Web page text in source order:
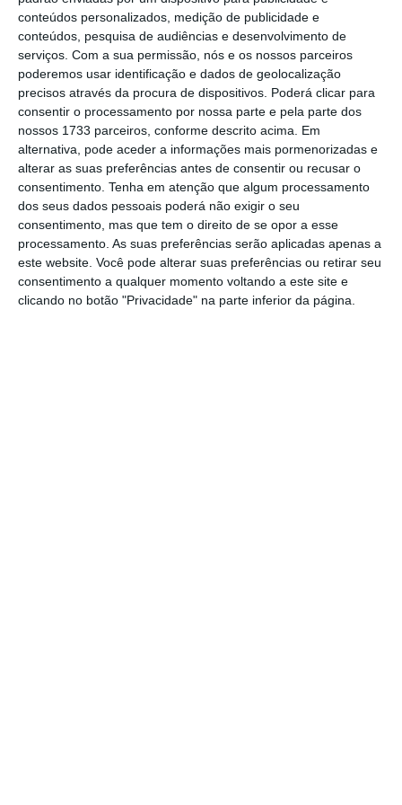
conteúdos personalizados, medição de publicidade e
conteúdos, pesquisa de audiências e desenvolvimento de
serviços. Com a sua permissão, nós e os nossos parceiros
poderemos usar identificação e dados de geolocalização
precisos através da procura de dispositivos. Poderá clicar para
consentir o processamento por nossa parte e pela parte dos
nossos 1733 parceiros, conforme descrito acima. Em
alternativa, pode aceder a informações mais pormenorizadas e
alterar as suas preferências antes de consentir ou recusar o
consentimento. Tenha em atenção que algum processamento
dos seus dados pessoais poderá não exigir o seu
consentimento, mas que tem o direito de se opor a esse
processamento. As suas preferências serão aplicadas apenas a
este website. Você pode alterar suas preferências ou retirar seu
consentimento a qualquer momento voltando a este site e
clicando no botão "Privacidade" na parte inferior da página.
Lagarde referiu que a
política monetária na
Zona Euro está num
“bom lugar”, um sinal
interpretado pelos
mercados como
indicação de que não
haverá alterações nas
taxas de juro na